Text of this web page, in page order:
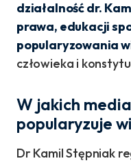
działalność dr.
prawa, edukacji
popularyzowania
człowieka i
W jakich
popularyzuje
Dr Kamil Stępniak